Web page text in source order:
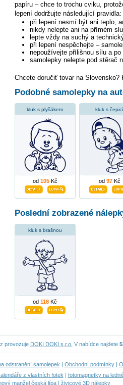
papíru – chce to trochu cviku,
lepení dodržujte následující pravidla:
při lepení nesmí být ani teplo,
nikdy nelepte ani na přímém
lepte vždy na suchý a
při lepení nespěchejte –
nepoužívejte přílišnou sílu a
samolepky nelepte pod stěrač
Chcete doručiť tovar na Slovensko?
Podobné samolepky na
kluk s plyšákem
od 105Kč
kluk s čepicí
od 97Kč
Poslední zobrazené
kluk s brašnou
od 118 Kč
provozuje DOKI DOKI s.r.o. V nabídce najdete
odstranění samolepek | Obchodní podmínky|
z vlastních fotek | fotomagnetky na
manžel česká lípa| živicové 3D nálepky